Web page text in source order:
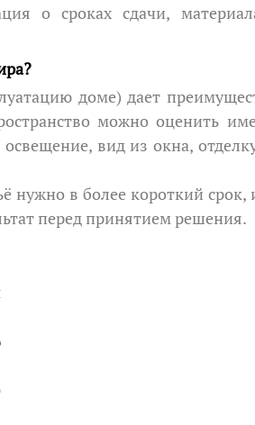
о сроках сдачи,
можно оценить
вид из окна,
нужно в более короткий срок,
перед принятием решения.